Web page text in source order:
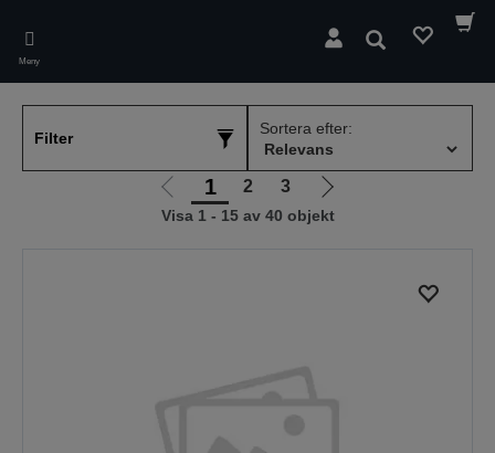
main
content
Meny
Sök
Filter
Sortera efter:
Gå
till
1 2 3
Gå
till
Visa 1 - 15 av 40 objekt